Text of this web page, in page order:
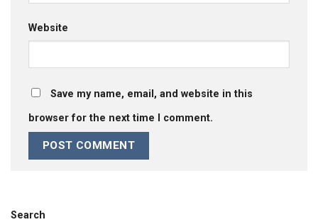
Website
Save my name, email, and website in this
browser for the next time I comment.
Search